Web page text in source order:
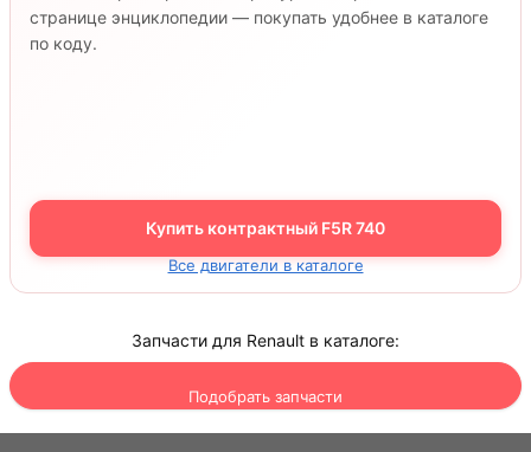
странице энциклопедии — покупать удобнее в каталоге
по коду.
Купить контрактный F5R 740
Все двигатели в каталоге
Запчасти для Renault в каталоге:
Подобрать запчасти